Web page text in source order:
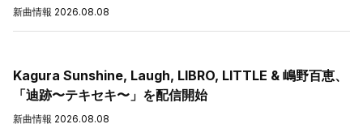
新曲情報 2026.08.08
Kagura Sunshine, Laugh, LIBRO, LITTLE & 嶋野百恵、
「迪跡〜テキセキ〜」を配信開始
新曲情報 2026.08.08